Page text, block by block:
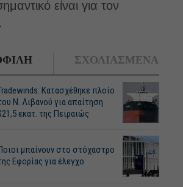
είναι για τον
ΣΧΟΛΙΑΣΜΕΝΑ
Κατασχέθηκε πλοίο
Ν. Λιβανού για απαίτηση
εκατ. της Πειραιώς
μπαίνουν στο στόχαστρο
Εφορίας για έλεγχο